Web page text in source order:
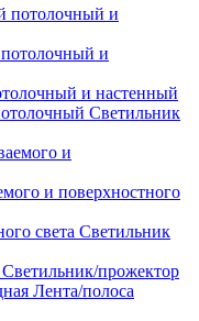
потолочный и
и настенный
Светильник
и поверхностного
Светильник
Светильник/прожектор
Лента/полоса